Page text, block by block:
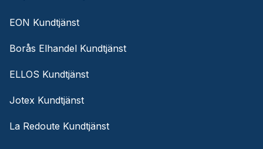
EON Kundtjänst
Borås Elhandel Kundtjänst
ELLOS Kundtjänst
Jotex Kundtjänst
La Redoute Kundtjänst